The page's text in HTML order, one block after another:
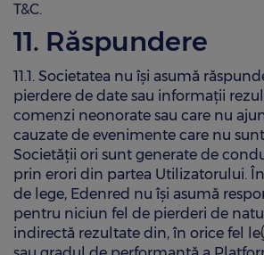
T&C.
11. Răspundere
11.1. Societatea nu îşi asumă
pierdere de date sau informații
comenzi neonorate sau care nu
cauzate de evenimente care nu
Societății ori sunt generate de
prin erori din partea Utilizatorului.
de lege, Edenred nu îşi asumă
pentru niciun fel de pierderi de
indirectă rezultate din, în orice fel